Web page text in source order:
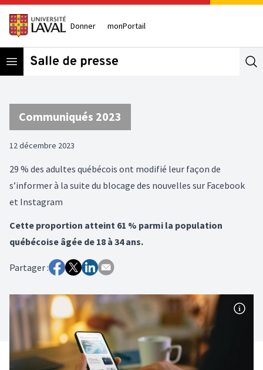
Donner monPortail
Open menu
Communiqués 2023
12 décembre 2023
29 % des adultes québécois ont modifié leur façon de
s’informer à la suite du blocage des nouvelles sur Facebook
et Instagram
Cette proportion atteint 61 % parmi la population
québécoise âgée de 18 à 34 ans.
Partager :